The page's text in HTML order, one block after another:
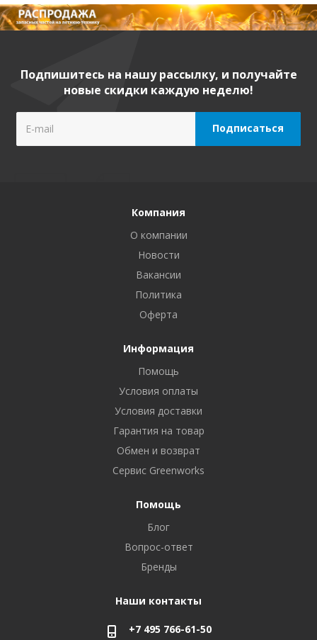
Подпишитесь на нашу рассылку, и получайте
новые скидки каждую неделю!
Компания
О компании
Новости
Вакансии
Политика
Оферта
Информация
Помощь
Условия оплаты
Условия доставки
Гарантия на товар
Обмен и возврат
Сервис Greenworks
Помощь
Блог
Вопрос-ответ
Бренды
Наши контакты
+7 495 766-61-50